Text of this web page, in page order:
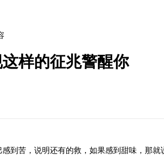
样的征兆警醒你
苦，说明还有的救，如果感到甜味，那就